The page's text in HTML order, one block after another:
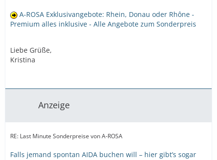
A-ROSA Exklusivangebote: Rhein, Donau oder Rhône -
Premium alles inklusive - Alle Angebote zum Sonderpreis
Liebe Grüße,
Kristina
Anzeige
RE: Last Minute Sonderpreise von A-ROSA
Falls jemand spontan AIDA buchen will – hier gibt’s sogar